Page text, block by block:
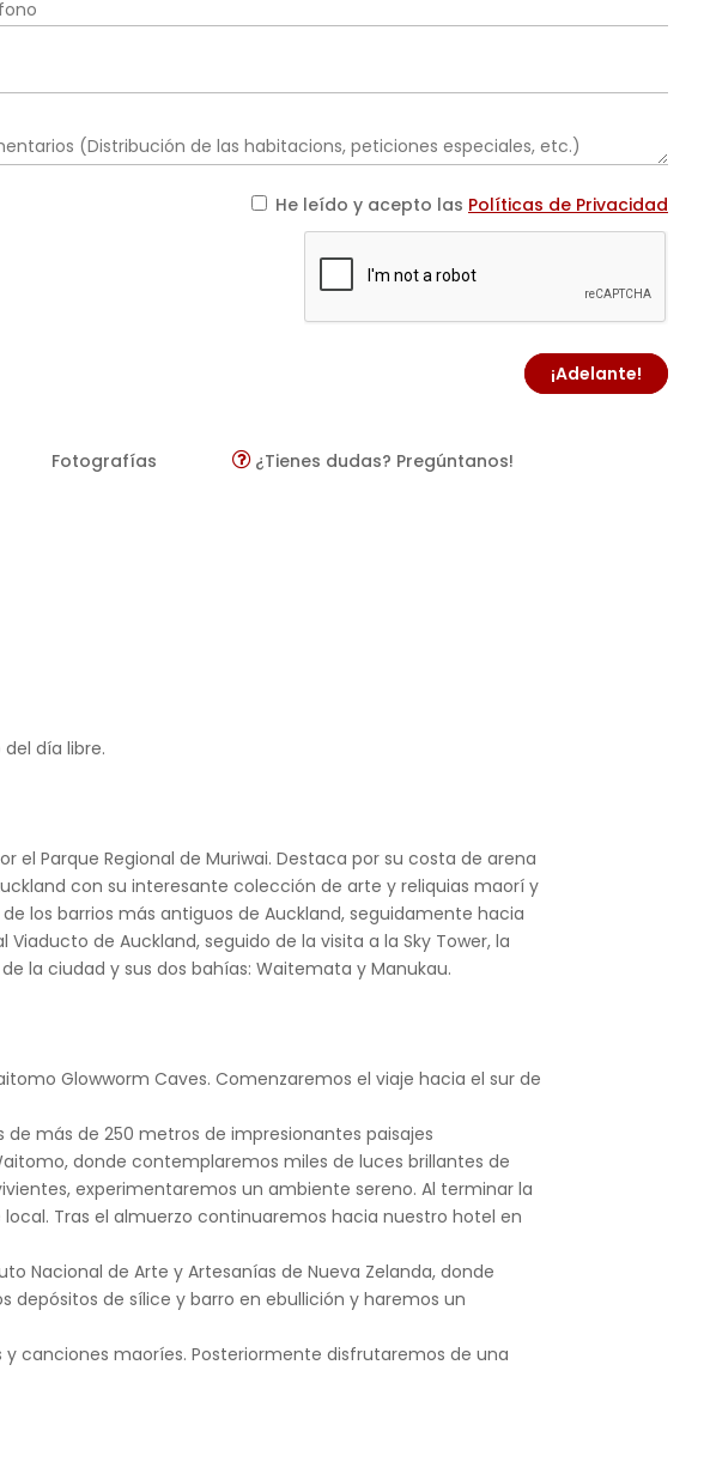
He leído y acepto las Políticas de Privacidad
¡Adelante!
Fotografías ¿Tienes dudas? Pregúntanos!
día libre.
Parque Regional de Muriwai. Destaca por su costa de arena
con su interesante colección de arte y reliquias maorí y
los barrios más antiguos de Auckland, seguidamente hacia
de Auckland, seguido de la visita a la Sky Tower, la
la ciudad y sus dos bahías: Waitemata y Manukau.
Glowworm Caves. Comenzaremos el viaje hacia el sur de
más de 250 metros de impresionantes paisajes
donde contemplaremos miles de luces brillantes de
experimentaremos un ambiente sereno. Al terminar la
Tras el almuerzo continuaremos hacia nuestro hotel en
Nacional de Arte y Artesanías de Nueva Zelanda, donde
depósitos de sílice y barro en ebullición y haremos un
canciones maoríes. Posteriormente disfrutaremos de una